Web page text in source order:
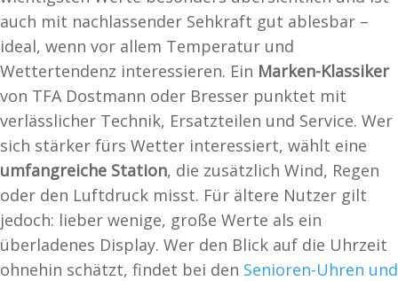
auch mit nachlassender Sehkraft gut ablesbar –
ideal, wenn vor allem Temperatur und
Wettertendenz interessieren. Ein Marken-Klassiker
von TFA Dostmann oder Bresser punktet mit
verlässlicher Technik, Ersatzteilen und Service. Wer
sich stärker fürs Wetter interessiert, wählt eine
umfangreiche Station, die zusätzlich Wind, Regen
oder den Luftdruck misst. Für ältere Nutzer gilt
jedoch: lieber wenige, große Werte als ein
überladenes Display. Wer den Blick auf die Uhrzeit
ohnehin schätzt, findet bei den Senioren-Uhren und